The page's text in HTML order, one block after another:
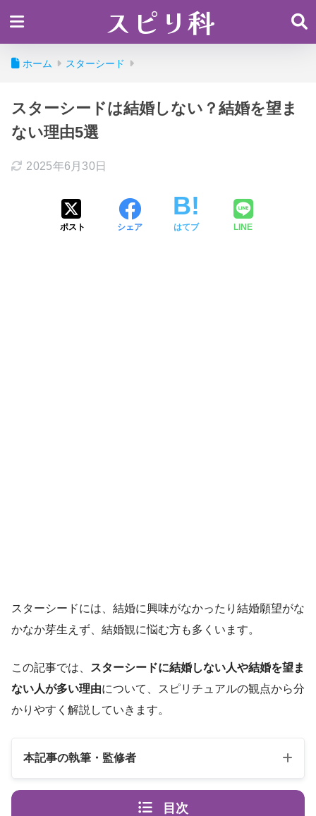
スピリ科
ホーム スターシード
スターシードは結婚しない？結婚を望ま
ない理由5選
2025年6月30日
ポスト シェア はてブ LINE
スターシードには、結婚に興味がなかったり結婚願望がな
かなか芽生えず、結婚観に悩む方も多くいます。
この記事では、
スターシードに結婚しない人や結婚を望ま
ない人が多い理由について、スピリチュアルの観点から分
かりやすく解説していきます。
本記事の執筆・監修者
目次